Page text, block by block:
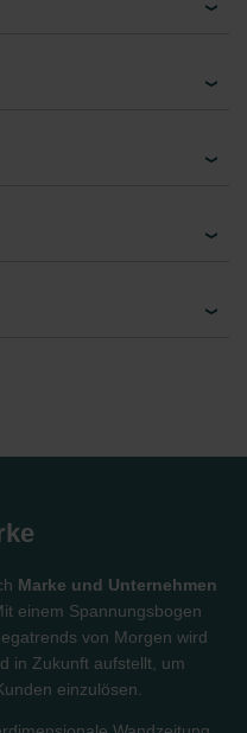
Marke und Unternehmen
einem Spannungsbogen
von Morgen wird
in Zukunft aufstellt, um
einzulösen.